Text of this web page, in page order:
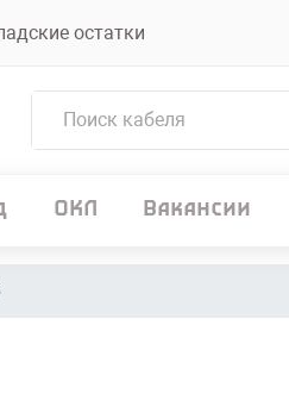
остатки
ОКЛ Вакансии